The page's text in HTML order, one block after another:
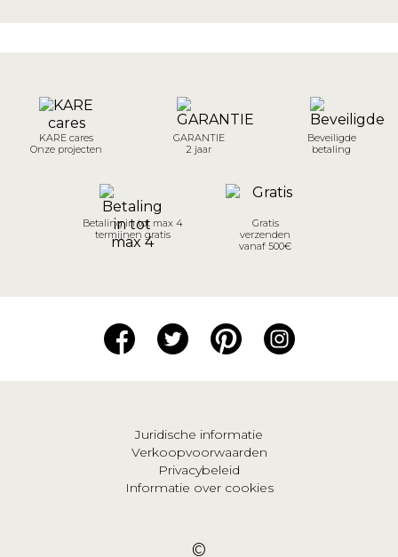
KARE cares
Onze projecten
GARANTIE
2 jaar
Beveiligde
betaling
Betaling in tot max 4
termijnen gratis
Gratis
verzenden
vanaf 500€
Juridische informatie
Verkoopvoorwaarden
Privacybeleid
Informatie over cookies
©